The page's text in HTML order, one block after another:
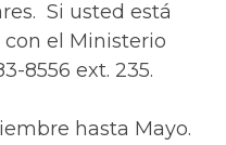
Si usted está
el Ministerio
8556 ext. 235.
hasta Mayo.